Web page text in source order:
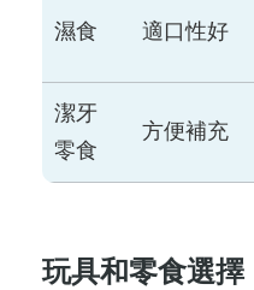
濕食 適口性好
潔牙
零食
方便補充
玩具和零食選擇